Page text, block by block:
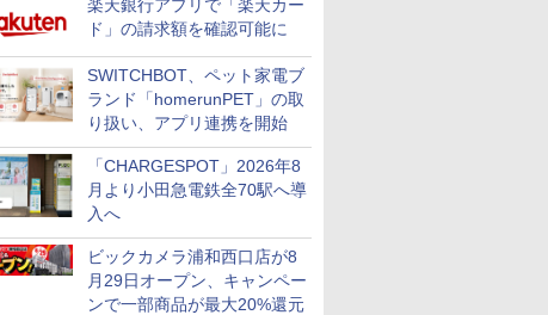
楽天銀行アプリで「楽天カー
ド」の請求額を確認可能に
SWITCHBOT、ペット家電ブ
ランド「homerunPET」の取
り扱い、アプリ連携を開始
「CHARGESPOT」2026年8
月より小田急電鉄全70駅へ導
入へ
ビックカメラ浦和西口店が8
月29日オープン、キャンペー
ンで一部商品が最大20%還元